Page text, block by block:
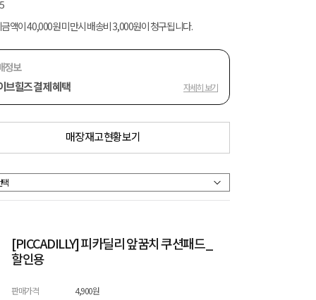
액이 40,000원 미만시 배송비 3,000원이 청구됩니다.
정보
브힐즈 결제 혜택 자세히 보기
매장 재고 현황 보기
[PICCADILLY] 피카딜리 앞꿈치 쿠션패드_
할인용
판매가격
4,900원